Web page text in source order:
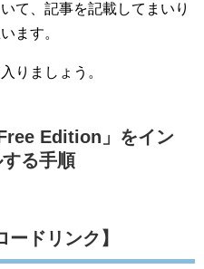
て、記事を記載してまいり
ます。
りましょう。
Edition」をイン
る手順
ードリンク】